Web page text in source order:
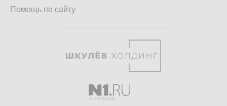
Помощь по сайту